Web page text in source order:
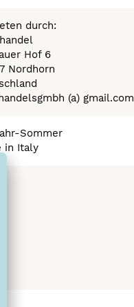
durch:
Hof 6
Nordhorn
(a) gmail.com
Sommer
in Italy